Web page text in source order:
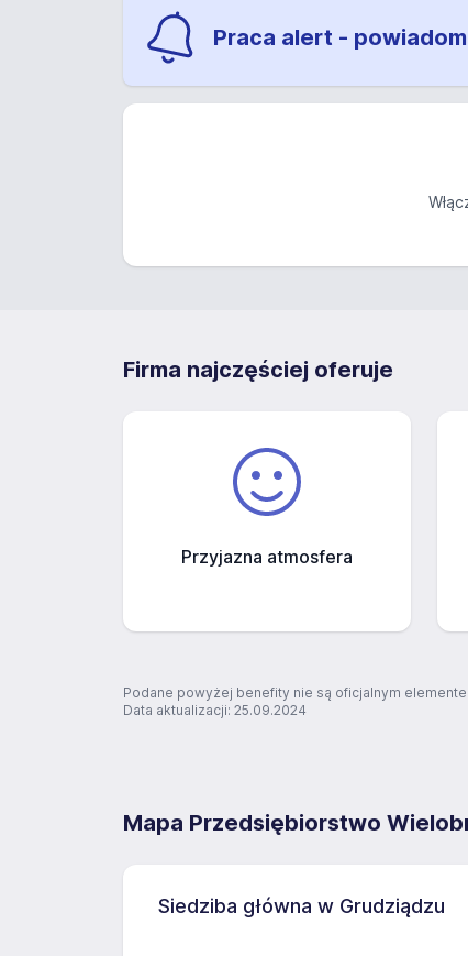
Praca alert -
Firma najczęściej oferuje
Przyjazna atmosfera
Podane powyżej benefity nie są oficjalnym
Data aktualizacji: 25.09.2024
Mapa Przedsiębiorstwo
Siedziba główna w Grudziądzu